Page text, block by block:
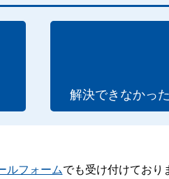
解決できなかった
ルフォームでも受け付けており